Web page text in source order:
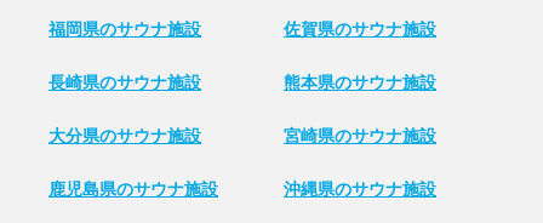
福岡県のサウナ施設 佐賀県のサウナ施設
長崎県のサウナ施設 熊本県のサウナ施設
大分県のサウナ施設 宮崎県のサウナ施設
鹿児島県のサウナ施設 沖縄県のサウナ施設